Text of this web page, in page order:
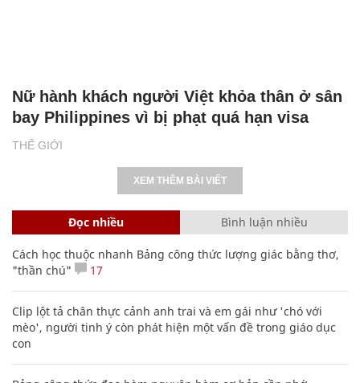
THẾ GIỚI
Nữ hành khách người Việt khỏa thân ở sân
bay Philippines vì bị phạt quá hạn visa
XEM THÊM BÀI VIẾT
Đọc nhiều Bình luận nhiều
Cách học thuộc nhanh Bảng công thức lượng giác bằng thơ,
"thần chú"
17
Clip lột tả chân thực cảnh anh trai và em gái như 'chó với
mèo', người tinh ý còn phát hiện một vấn đề trong giáo dục
con